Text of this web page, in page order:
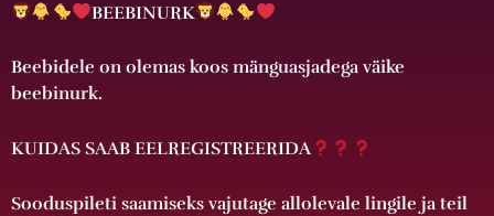
BEEBINURK
Beebidele on olemas koos mänguasjadega väike
beebinurk.
KUIDAS SAAB EELREGISTREERIDA
Sooduspileti saamiseks vajutage allolevale lingile ja teil